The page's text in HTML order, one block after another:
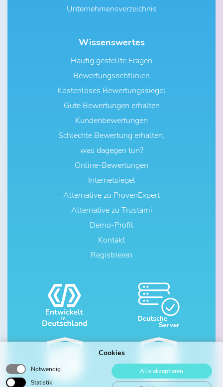
Cookies
Notwendig
Statistik
Alle akzeptieren
Unternehmensverzeichnis
Wissenswertes
Häufig gestellte Fragen
Bewertungsrichtlinien
Kostenloses Bewertungssiegel
Gute Bewertungen erhalten
Kundenbewertungen
Schlechte Bewertung erhalten,
was dagegen tun?
Online-Bewertungen
Internetsiegel
Alternative zu ProvenExpert
Alternative zu Trustami
Demo-Profil
Kontakt
Registrieren